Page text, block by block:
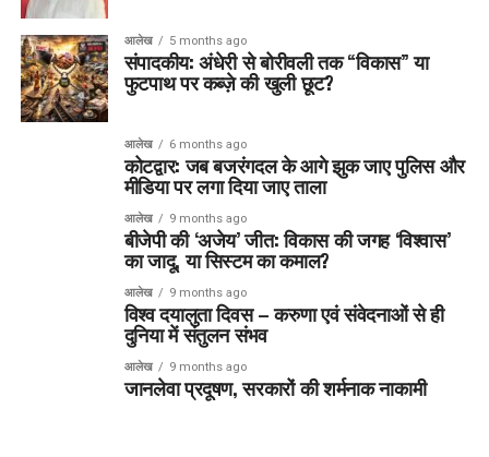
आलेख 5 months ago
संपादकीय: अंधेरी से बोरीवली तक “विकास” या
फुटपाथ पर कब्ज़े की खुली छूट?
आलेख 6 months ago
कोटद्वार: जब बजरंगदल के आगे झुक जाए पुलिस और
मीडिया पर लगा दिया जाए ताला
आलेख 9 months ago
बीजेपी की ‘अजेय’ जीत: विकास की जगह ‘विश्वास’
का जादू, या सिस्टम का कमाल?
आलेख 9 months ago
विश्व दयालुता दिवस – करुणा एवं संवेदनाओं से ही
दुनिया में संतुलन संभव
आलेख 9 months ago
जानलेवा प्रदूषण, सरकारों की शर्मनाक नाकामी